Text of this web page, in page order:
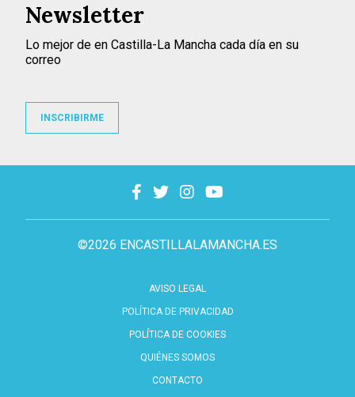
©2026 ENCASTILLALAMANCHA.ES
AVISO LEGAL
POLÍTICA DE PRIVACIDAD
POLÍTICA DE COOKIES
QUIÉNES SOMOS
CONTACTO
Newsletter
Lo mejor de en Castilla-La Mancha cada día en su
correo
INSCRIBIRME